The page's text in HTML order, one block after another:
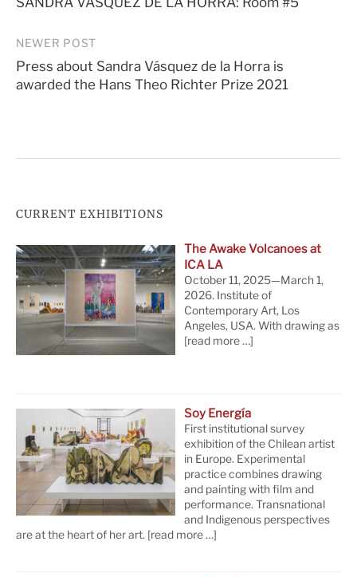
navigation
NEWER POST
Press about Sandra Vásquez de la Horra is
awarded the Hans Theo Richter Prize 2021
CURRENT EXHIBITIONS
The Awake Volcanoes at
ICA LA
October 11, 2025—March 1,
2026. Institute of
Contemporary Art, Los
Angeles, USA. With drawing as
[read more …]
Soy Energía
First institutional survey
exhibition of the Chilean artist
in Europe. Experimental
practice combines drawing
and painting with film and
performance. Transnational
and Indigenous perspectives
are at the heart of her art. [read more …]